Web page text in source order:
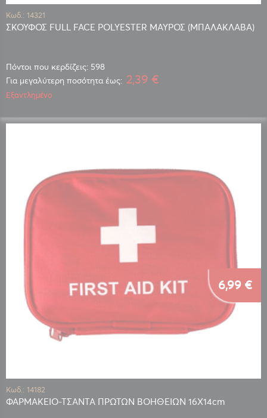
Κωδ.: 14321
ΣΚΟΥΦΟΣ FULL FACE POLYESTER ΜΑΥΡΟΣ (ΜΠΑΛΑΚΛΑΒΑ)
Πόντοι που κερδίζεις: 598
Για μεγαλύτερη ποσότητα έως: 2,39 €
Εξαντλημένο
Κωδ.: 14182
ΦΑΡΜΑΚΕΙΟ-ΤΣΑΝΤΑ ΠΡΩΤΩΝ ΒΟΗΘΕΙΩΝ 16Χ14cm
6,99 €